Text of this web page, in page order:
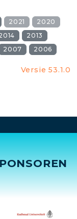
2021
2020
2013
2007 2006
Versie 53.1.0